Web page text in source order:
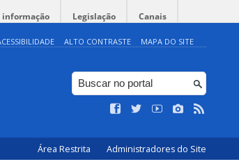
informação Legislação Canais
ALTO CONTRASTE MAPA DO SITE
Área Restrita Administradores do Site